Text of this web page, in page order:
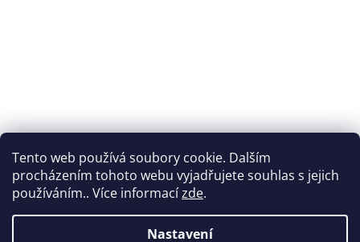
Tento web používá soubory cookie. Dalším
procházením tohoto webu vyjadřujete souhlas s jejich
používáním.. Více informacízde.
Nastavení
Vytvořil Shoptet